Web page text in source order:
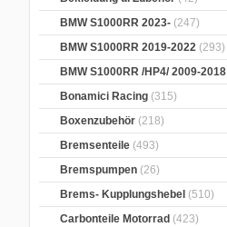
BMW S1000RR 2023- (247)
BMW S1000RR 2019-2022 (293)
BMW S1000RR /HP4/ 2009-2018
Bonamici Racing (315)
Boxenzubehör (218)
Bremsenteile (493)
Bremspumpen (26)
Brems- Kupplungshebel (510)
Carbonteile Motorrad (423)